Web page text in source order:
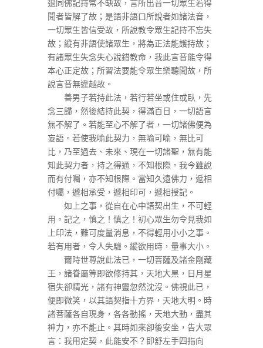
退同佛記持常不缺故，言所出音一切眾生若得
聞者皆解了故；是語非語口所說者如諸法音，
一切眾生皆信受故，所說教令眾生記持不忘失
故；縱有非語使諸眾生，將為正法能護持故；
有諸眾生失念失心說錯教命，我此言音能令得
本心正定故；所習法要能令眾生樂聽聞故，所
說言音無違越故。
善男子若持此法，若行若坐或住或臥，先
念三歸，然後結持此契，得滿百日，一切語言
無不解了。若能至心不解了者，一切諸佛便為
妄語。若使我喻此契力，無喻可喻，無比可
比，乃至過去、未來、現在一切諸聖，無有能
知此契力者，持之得通，不知根際。我今雖說
而有付囑，亦不知根際。當知久遠佛力，遞相
付囑，遞相承受，遞相印可，遞相授記。
如上之事，從自在心中語契出生，不可輕
用。記之，慎之！慎之！初心眾生勿令見我如
上印法，難可度量消息，不得輕用小小之事。
若有用者，令人失驗。縱欲用時，量事大小。
爾時世尊說此法已，一切菩薩及諸金剛藏
王，諸眷屬等即欲修持其，天地大黑，日月星
宿失卻精光，諸有神靈忽然沈沒。佛視此已，
便即微笑，以其語契指十方界，天地大明。時
諸菩薩各自現身，各各動搖，天地大動，盡其
神力，亦不能止。其時如來卻後安坐，告大眾
言：我用定契，此能安不？即舒左手四指向